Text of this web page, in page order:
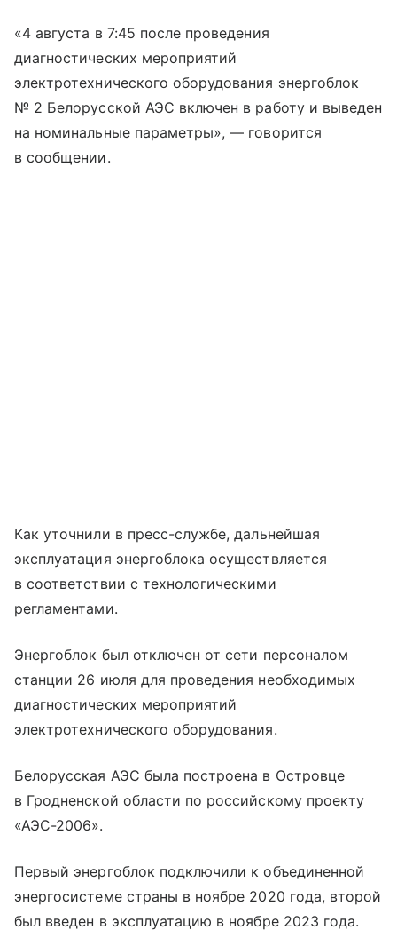
«4 августа в 7:45 после проведения
диагностических мероприятий
электротехнического оборудования энергоблок
№ 2 Белорусской АЭС включен в работу и выведен
на номинальные параметры», — говорится
в сообщении.
Как уточнили в пресс-службе, дальнейшая
эксплуатация энергоблока осуществляется
в соответствии с технологическими
регламентами.
Энергоблок был отключен от сети персоналом
станции 26 июля для проведения необходимых
диагностических мероприятий
электротехнического оборудования.
Белорусская АЭС была построена в Островце
в Гродненской области по российскому проекту
«АЭС-2006».
Первый энергоблок подключили к объединенной
энергосистеме страны в ноябре 2020 года, второй
был введен в эксплуатацию в ноябре 2023 года.